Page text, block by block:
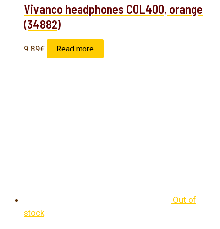
Vivanco headphones COL400, orange
(34882)
9.89€ Read more
Out of
stock